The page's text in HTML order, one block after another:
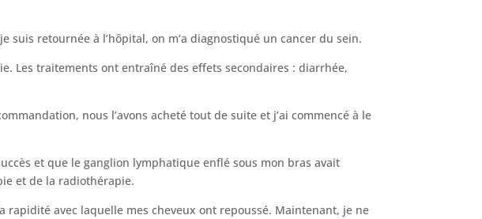
retournée à l’hôpital, on m’a diagnostiqué un cancer du sein.
Les traitements ont entraîné des effets secondaires : diarrhée,
nous l’avons acheté tout de suite et j’ai commencé à le
et que le ganglion lymphatique enflé sous mon bras avait
et de la radiothérapie.
avec laquelle mes cheveux ont repoussé. Maintenant, je ne